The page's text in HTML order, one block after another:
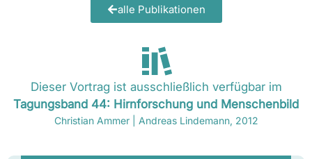
alle Publikationen
Dieser Vortrag ist ausschließlich verfügbar im
Tagungsband 44: Hirnforschung und Menschenbild
Christian Ammer | Andreas Lindemann, 2012